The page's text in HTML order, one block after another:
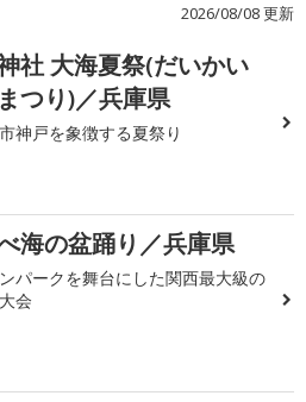
2026/08/08 更新
社 大海夏祭(だいかい
つり)／兵庫県
神戸を象徴する夏祭り
海の盆踊り／兵庫県
パークを舞台にした関西最大級の
会